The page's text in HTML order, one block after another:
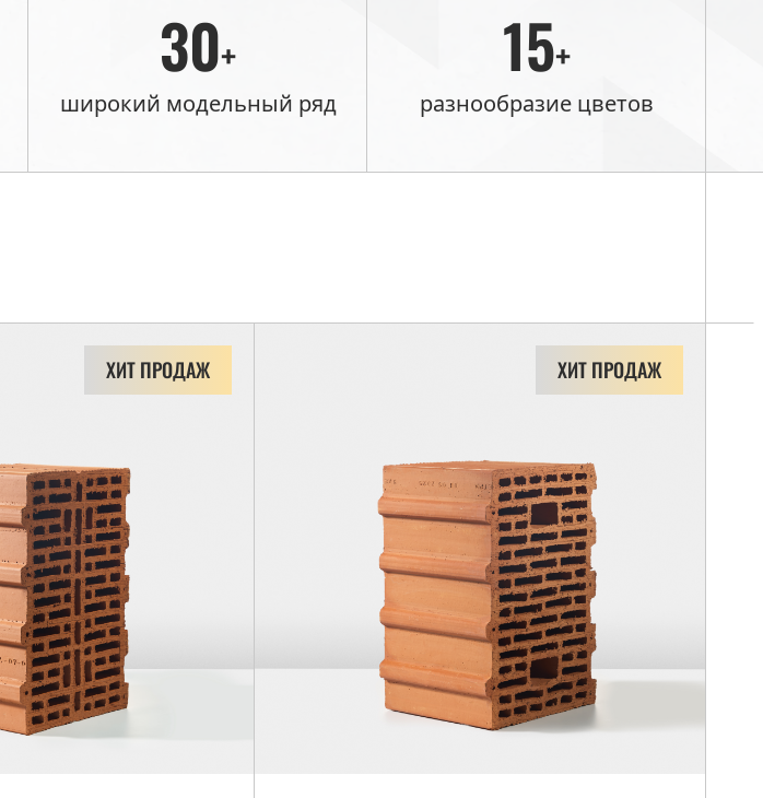
30+
широкий модельный ряд
15+
разнообразие цветов
ХИТ ПРОДАЖ ХИТ ПРОДАЖ